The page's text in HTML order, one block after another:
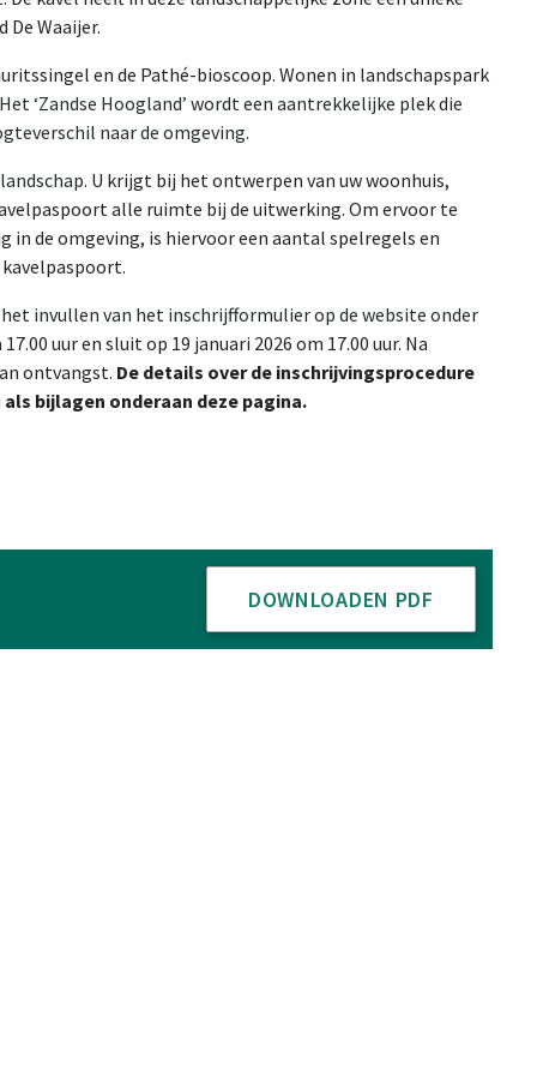
Waaijer.
en de Pathé-bioscoop. Wonen in landschapspark
Het ‘Zandse Hoogland’ wordt een aantrekkelijke plek die
naar de omgeving.
U krijgt bij het ontwerpen van uw woonhuis,
alle ruimte bij de uitwerking. Om ervoor te
in de omgeving, is hiervoor een aantal spelregels en
invullen van het inschrijfformulier op de website onder
uur en sluit op 19 januari 2026 om 17.00 uur. Na
ontvangst. De details over de inschrijvingsprocedure
bijlagen onderaan deze pagina.
DOWNLOADEN PDF